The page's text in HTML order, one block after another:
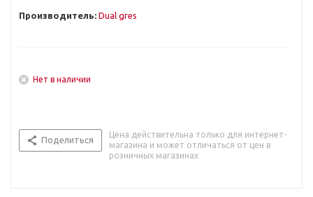
Производитель: Dual gres
Нет в наличии
Поделиться
Цена действительна только для интернет-
магазина и может отличаться от цен в
розничных магазинах